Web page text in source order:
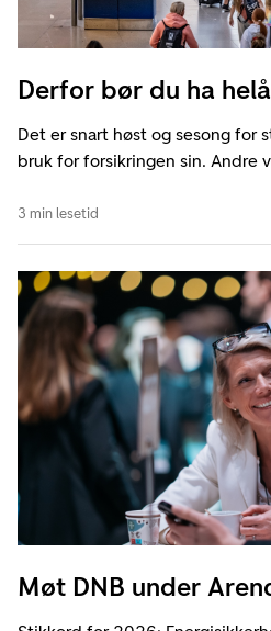
Derfor bør du ha
Det er snart høst og sesong for
bruk for forsikringen sin. Andre
3 min lesetid
Møt DNB under